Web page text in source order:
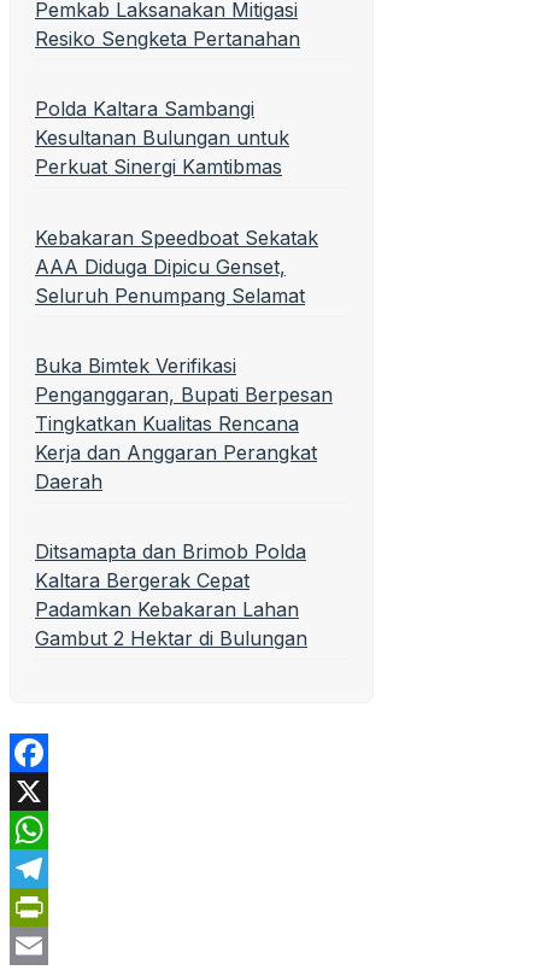
Pemkab Laksanakan Mitigasi
Resiko Sengketa Pertanahan
Polda Kaltara Sambangi
Kesultanan Bulungan untuk
Perkuat Sinergi Kamtibmas
Kebakaran Speedboat Sekatak
AAA Diduga Dipicu Genset,
Seluruh Penumpang Selamat
Buka Bimtek Verifikasi
Penganggaran, Bupati Berpesan
Tingkatkan Kualitas Rencana
Kerja dan Anggaran Perangkat
Daerah
Ditsamapta dan Brimob Polda
Kaltara Bergerak Cepat
Padamkan Kebakaran Lahan
Gambut 2 Hektar di Bulungan
Facebook
X
WhatsApp
Telegram
PrintFriendly